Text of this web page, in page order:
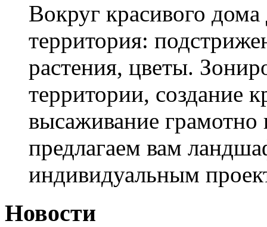
Вокруг красивого
территория:
растения, цветы.
территории, создание
высаживание
предлагаем вам
индивидуальным
Новости